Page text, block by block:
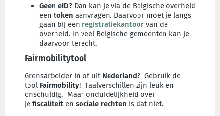
Geen eID? Dan kan je via de Belgische overheid
een token aanvragen. Daarvoor moet je langs
gaan bij een registratiekantoor van de
overheid. In veel Belgische gemeenten kan je
daarvoor terecht.
Fairmobilitytool
Grensarbeider in of uit Nederland? Gebruik de
tool Fairmobility! Taalverschillen zijn leuk en
onschuldig. Maar onduidelijkheid over
je fiscaliteit en sociale rechten is dat niet.